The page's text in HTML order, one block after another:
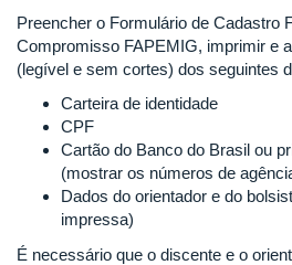
Preencher o Formulário de Cadastro
Compromisso FAPEMIG, imprimir e
(legível e sem cortes) dos seguintes
Carteira de identidade
CPF
Cartão do Banco do Brasil ou
(mostrar os números de
Dados do orientador e do
impressa)
É necessário que o discente e o